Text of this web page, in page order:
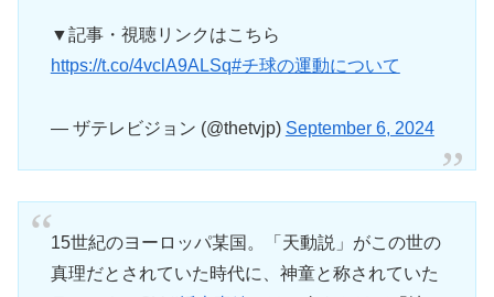
▼記事・視聴リンクはこちら
https://t.co/4vclA9ALSq#チ球の運動について
— ザテレビジョン (@thetvjp) September 6, 2024
15世紀のヨーロッパ某国。「天動説」がこの世の
真理だとされていた時代に、神童と称されていた